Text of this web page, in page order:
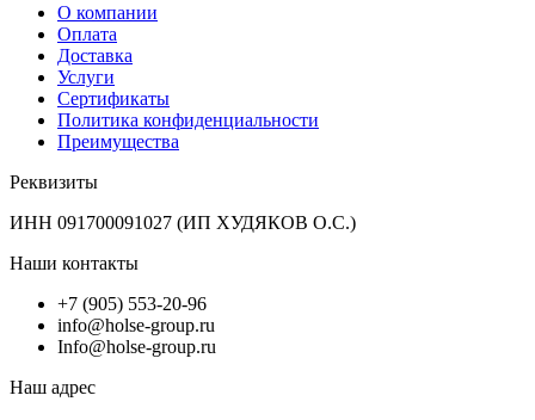
О компании
Оплата
Доставка
Услуги
Сертификаты
Политика конфиденциальности
Преимущества
Реквизиты
ИНН 091700091027 (ИП ХУДЯКОВ О.С.)
Наши контакты
+7 (905) 553-20-96
info@holse-group.ru
Info@holse-group.ru
Наш адрес